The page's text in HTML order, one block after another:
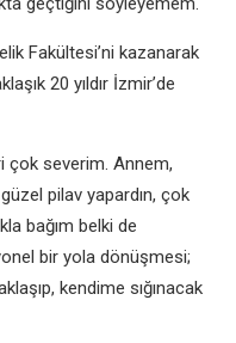
Fakültesi’ni kazanarak
20 yıldır İzmir’de
çok severim. Annem,
pilav yapardın, çok
bağım belki de
bir yola dönüşmesi;
kendime sığınacak